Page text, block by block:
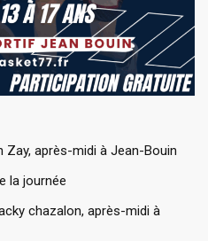
Zay, après-midi à Jean-Bouin
la journée
chazalon, après-midi à